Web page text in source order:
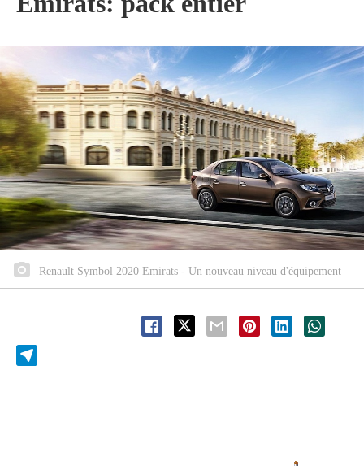
Renault Symbol 2020 Emirats - Un nouveau niveau d'équipement